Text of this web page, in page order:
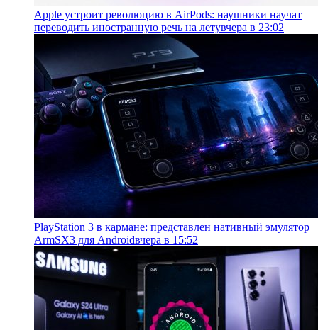
Apple устроит революцию в AirPods: наушники научат
переводить иностранную речь на летувчера в 23:02
PlayStation 3 в кармане: представлен нативный эмулятор
ArmSX3 для Androidвчера в 15:52